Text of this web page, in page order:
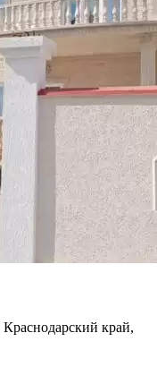
Краснодарский край,